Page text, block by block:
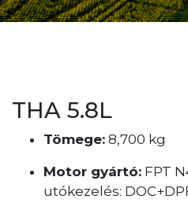
THA 5.8L
Tömege: 8,700 kg
Motor gyártó: FPT
utókezelés: